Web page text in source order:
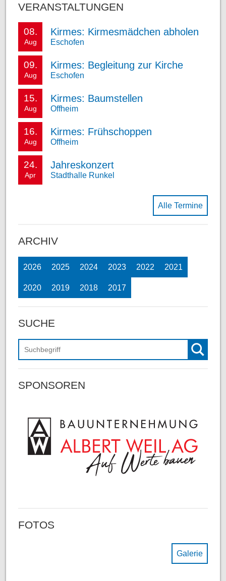
VERANSTALTUNGEN
08.
Aug
Kirmes: Kirmesmädchen abholen
Eschofen
09.
Aug
Kirmes: Begleitung zur Kirche
Eschofen
15.
Aug
Kirmes: Baumstellen
Offheim
16.
Aug
Kirmes: Frühschoppen
Offheim
24.
Apr
Jahreskonzert
Stadthalle Runkel
Alle Termine
ARCHIV
2026 2025 2024 2023 2022 2021
2020 2019 2018 2017
SUCHE
Suchen
SPONSOREN
FOTOS
Galerie